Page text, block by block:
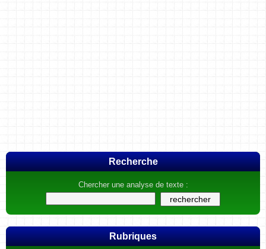
Recherche
Chercher une analyse de texte :
Rubriques